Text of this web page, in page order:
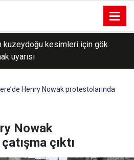
kuzeydoğu kesimleri için gök
uyarısı
Henry Nowak protestolarında
Nowak
çıktı